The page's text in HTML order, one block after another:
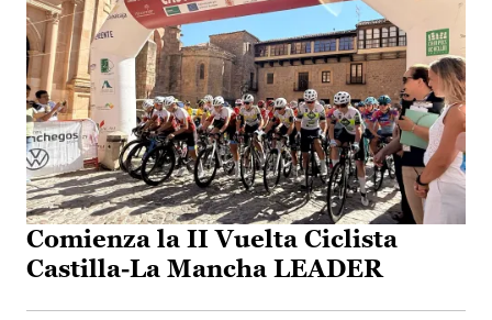
Comienza la II Vuelta Ciclista
Castilla-La Mancha LEADER